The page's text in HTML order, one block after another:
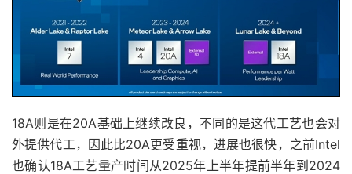
18A则是在20A基础上继续改良，不同的是这代工艺也会对
外提供代工，因此比20A更受重视，进展也很快，之前Intel
也确认18A工艺量产时间从2025年上半年提前半年到2024